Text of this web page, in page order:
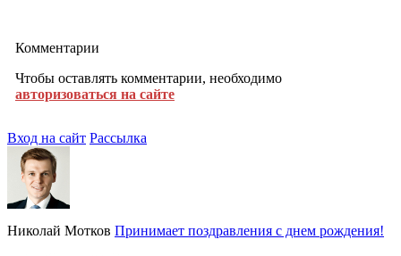
Комментарии
Чтобы оставлять комментарии, необходимо
авторизоваться на сайте
Вход на сайт Рассылка
Николай Мотков Принимает поздравления с днем рождения!